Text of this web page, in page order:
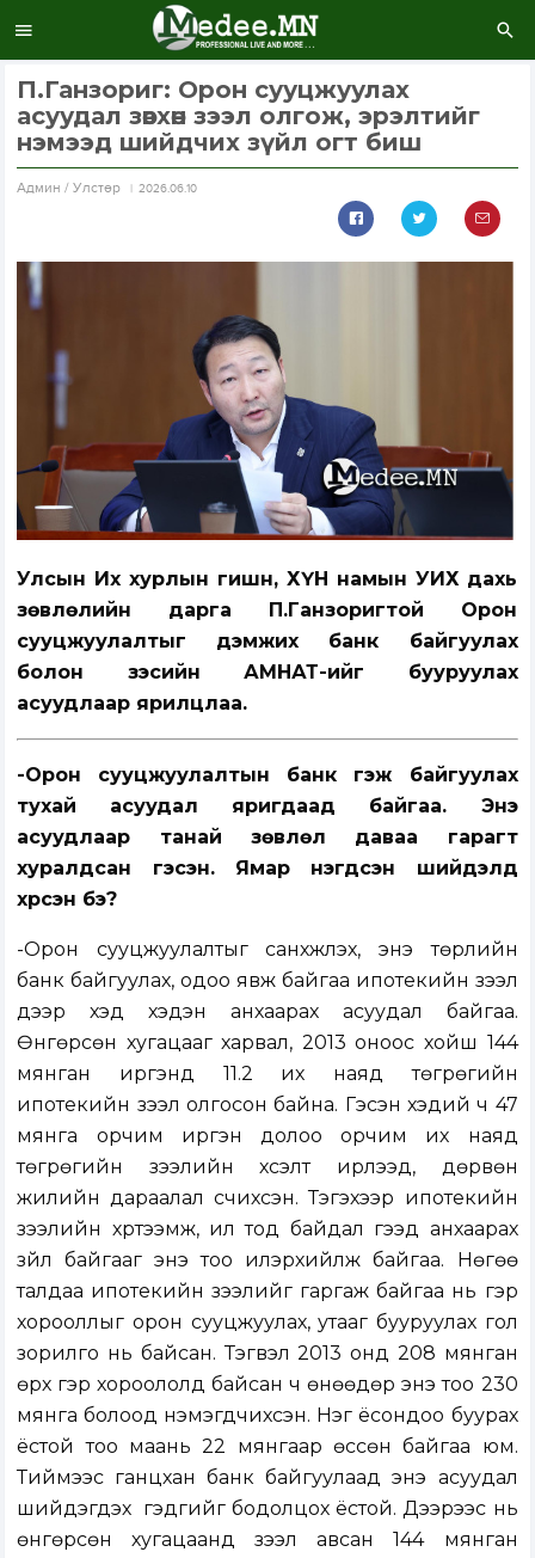
П.Ганзориг: Орон сууцжуулах
асуудал зөвхөн зээл олгож, эрэлтийг
нэмээд шийдчих зүйл огт биш
Aдмин / Улстөр 2026.06.10
Улсын Их хурлын гишүүн, ХҮН намын УИХ дахь
зөвлөлийн дарга П.Ганзоригтой Орон
сууцжуулалтыг дэмжих банк байгуулах
болон зэсийн АМНАТ-ийг бууруулах
асуудлаар ярилцлаа.
-Орон сууцжуулалтын банк гэж байгуулах
тухай асуудал яригдаад байгаа. Энэ
асуудлаар танай зөвлөл даваа гарагт
хуралдсан гэсэн. Ямар нэгдсэн шийдэлд
хүрсэн бэ?
-Орон сууцжуулалтыг санхүүжүүлэх, энэ төрлийн
банк байгуулах, одоо явж байгаа ипотекийн зээл
дээр хэд хэдэн анхаарах асуудал байгаа.
Өнгөрсөн хугацааг харвал, 2013 оноос хойш 144
мянган иргэнд 11.2 их наяд төгрөгийн
ипотекийн зээл олгосон байна. Гэсэн хэдий ч 47
мянга орчим иргэн долоо орчим их наяд
төгрөгийн зээлийн хүсэлт ирүүлээд, дөрвөн
жилийн дараалал үүсчихсэн. Тэгэхээр ипотекийн
зээлийн хүртээмж, ил тод байдал гээд анхаарах
зүйл байгааг энэ тоо илэрхийлж байгаа. Нөгөө
талдаа ипотекийн зээлийг гаргаж байгаа нь гэр
хорооллыг орон сууцжуулах, утааг бууруулах гол
зорилго нь байсан. Тэгвэл 2013 онд 208 мянган
өрх гэр хороололд байсан ч өнөөдөр энэ тоо 230
мянга болоод нэмэгдчихсэн. Нэг ёсондоо буурах
ёстой тоо маань 22 мянгаар өссөн байгаа юм.
Тиймээс ганцхан банк байгуулаад энэ асуудал
шийдэгдэх үү гэдгийг бодолцох ёстой. Дээрээс нь
өнгөрсөн хугацаанд зээл авсан 144 мянган